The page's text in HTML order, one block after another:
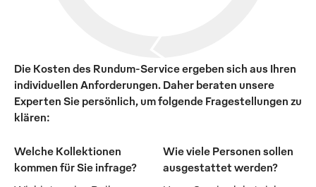
Die Kosten des Rundum-Service ergeben sich aus Ihren
individuellen Anforderungen. Daher beraten unsere
Experten Sie persönlich, um folgende Fragestellungen zu
klären:
Welche Kollektionen
kommen für Sie infrage?
Wie viele Personen sollen
ausgestattet werden?